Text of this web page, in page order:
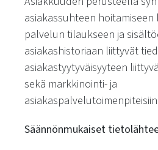
asiakassuhteen
palvelun tilaukseen ja
asiakashistoriaan liittyvät
asiakastyytyväisyyteen
sekä markkinointi- ja
Säännönmukaiset